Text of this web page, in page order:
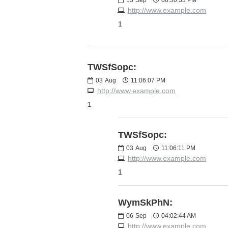
http://www.example.com
1
TWSfSopc:
03 Aug 11:06:07 PM
http://www.example.com
1
TWSfSopc:
03 Aug 11:06:11 PM
http://www.example.com
1
WymSkPhN:
06 Sep 04:02:44 AM
http://www.example.com